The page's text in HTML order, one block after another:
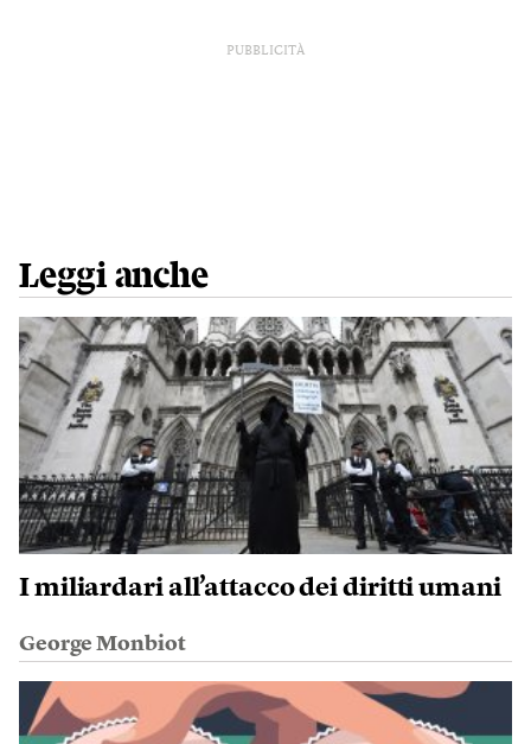
PUBBLICITÀ
Leggi anche
I miliardari all’attacco dei diritti umani
George Monbiot